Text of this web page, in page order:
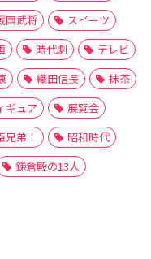
国武将
スイーツ
時代劇
テレビ
織田信長
抹茶
ギュア
展覧会
兄弟！
昭和時代
鎌倉殿の13人